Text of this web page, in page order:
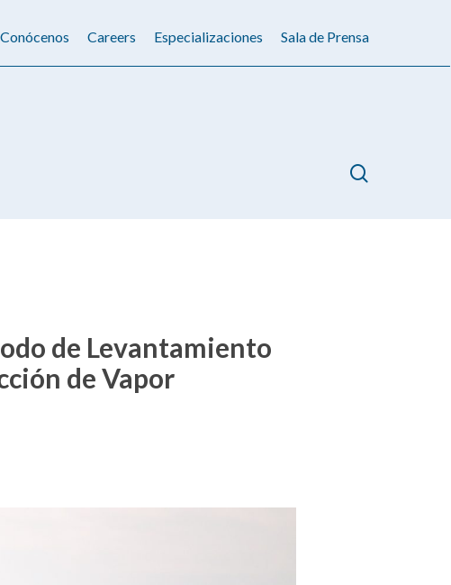
Conócenos Careers Especializaciones Sala de Prensa
de Levantamiento
de Vapor